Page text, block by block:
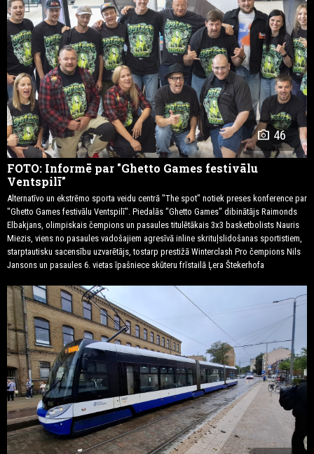
photo_camera 46
FOTO: Informē par "Ghetto Games festivālu
Ventspilī"
Alternatīvo un ekstrēmo sporta veidu centrā "The spot" notiek preses konference par
"Ghetto Games festivālu Ventspilī". Piedalās "Ghetto Games" dibinātājs Raimonds
Elbakjans, olimpiskais čempions un pasaules titulētākais 3x3 basketbolists Nauris
Miezis, viens no pasaules vadošajiem agresīvā inline skrituļslidošanas sportistiem,
starptautisku sacensību uzvarētājs, tostarp prestižā Winterclash Pro čempions Nils
Jansons un pasaules 6. vietas īpašniece skūteru frīstailā Ļera Štekerhofa